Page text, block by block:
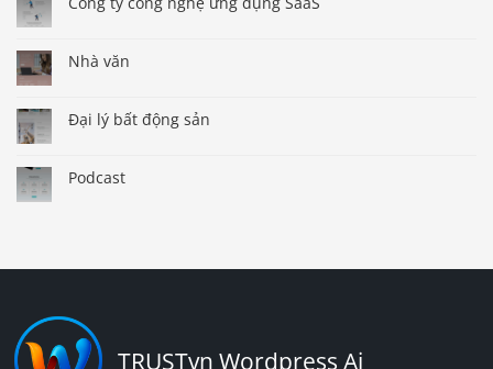
Nhà văn
Đại lý bất động sản
Podcast
TRUSTvn Wordpress Ai